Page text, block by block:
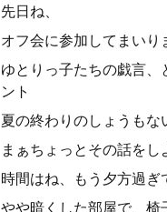
先日ね、
オフ会に参加してまいり
ゆとりっ子たちの戯言
ント
夏の終わりのしょうもな
まぁちょっとその話を
時間はね、もう夕方過
やや暗くした部屋で、椅